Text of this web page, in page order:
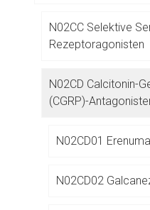
N02CC Selektive
Rezeptoragonisten
N02CD Calcitonin-
(CGRP)-
N02CD01
N02CD02
Aufruf einer
Der von Ihnen
Betreiber verantwortlich.